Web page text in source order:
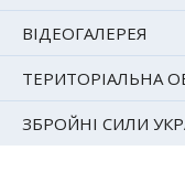
ВІДЕОГАЛЕРЕЯ
ТЕРИТОРІАЛЬНА
ЗБРОЙНІ СИЛИ